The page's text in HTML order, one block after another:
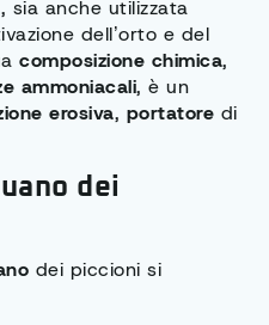
sia anche utilizzata
dell’orto e del
composizione chimica,
ammoniacali, è un
erosiva, portatore di
dei
dei piccioni si